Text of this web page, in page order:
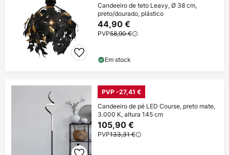
Candeeiro de teto Leavy, Ø 38 cm,
preto/dourado, plástico
44,90 €
PVP58,90 €
Em stock
PVP -27,41 €
Candeeiro de pé LED Course, preto mate,
3.000 K, altura 145 cm
105,90 €
PVP133,31 €